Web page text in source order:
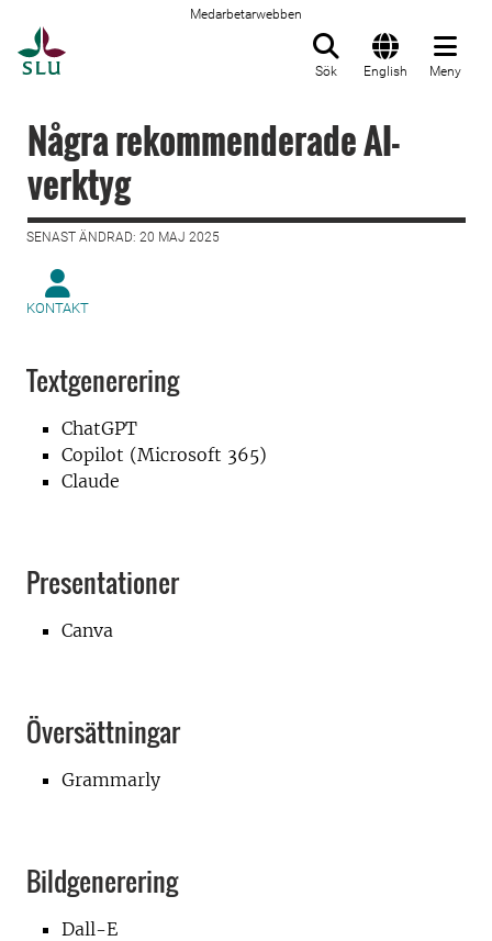
Medarbetarwebben
Sök English Meny
Några rekommenderade AI-
verktyg
SENAST ÄNDRAD: 20 MAJ 2025
KONTAKT
Textgenerering
ChatGPT
Copilot (Microsoft 365)
Claude
Presentationer
Canva
Översättningar
Grammarly
Bildgenerering
Dall-E